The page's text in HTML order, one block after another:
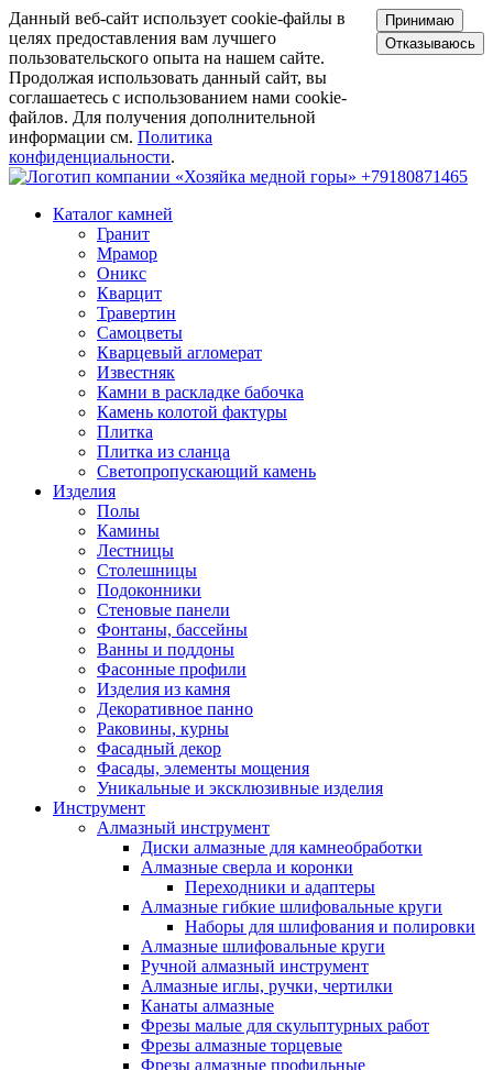
Данный веб-сайт использует cookie-файлы в
целях предоставления вам лучшего
пользовательского опыта на нашем сайте.
Продолжая использовать данный сайт, вы
соглашаетесь с использованием нами cookie-
файлов. Для получения дополнительной
информации см. Политика
конфиденциальности.
Принимаю
Отказываюсь
+79180871465
Каталог камней
Гранит
Мрамор
Оникс
Кварцит
Травертин
Самоцветы
Кварцевый агломерат
Известняк
Камни в раскладке бабочка
Камень колотой фактуры
Плитка
Плитка из сланца
Светопропускающий камень
Изделия
Полы
Камины
Лестницы
Столешницы
Подоконники
Стеновые панели
Фонтаны, бассейны
Ванны и поддоны
Фасонные профили
Изделия из камня
Декоративное панно
Раковины, курны
Фасадный декор
Фасады, элементы мощения
Уникальные и эксклюзивные изделия
Инструмент
Алмазный инструмент
Диски алмазные для камнеобработки
Алмазные сверла и коронки
Переходники и адаптеры
Алмазные гибкие шлифовальные круги
Наборы для шлифования и полировки
Алмазные шлифовальные круги
Ручной алмазный инструмент
Алмазные иглы, ручки, чертилки
Канаты алмазные
Фрезы малые для скульптурных работ
Фрезы алмазные торцевые
Фрезы алмазные профильные